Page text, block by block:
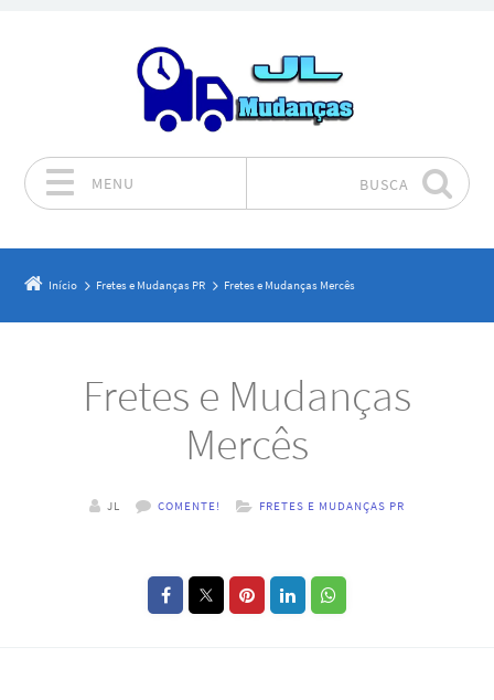
MENU BUSCA
Início Fretes e Mudanças PR Fretes e Mudanças Mercês
Fretes e Mudanças
Mercês
JL COMENTE! FRETES E MUDANÇAS PR